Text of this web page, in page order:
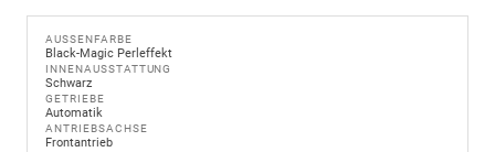
AUSSENFARBE
Black-Magic Perleffekt
INNENAUSSTATTUNG
Schwarz
GETRIEBE
Automatik
ANTRIEBSACHSE
Frontantrieb